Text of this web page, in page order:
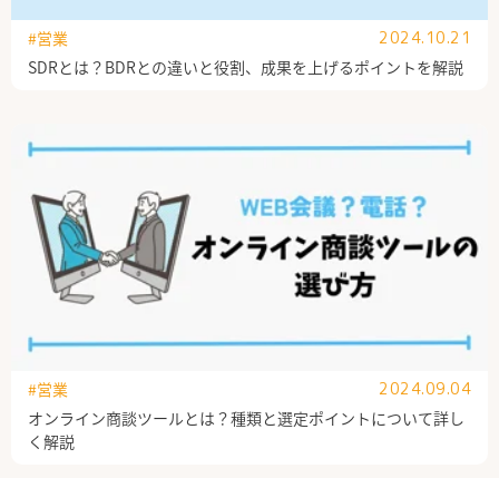
SDRとは？BDRとの違いと役割、成果を上げるポイントを解説
#営業 2024.10.21
オンライン商談ツールとは？種類と選定ポイントについて詳し
く解説
#営業 2024.09.04